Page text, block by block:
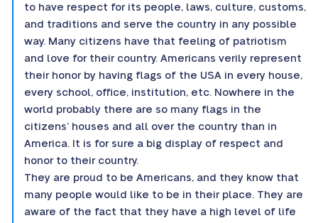
to have respect for its people, laws, culture, customs,
and traditions and serve the country in any possible
way. Many citizens have that feeling of patriotism
and love for their country. Americans verily represent
their honor by having flags of the USA in every house,
every school, office, institution, etc. Nowhere in the
world probably there are so many flags in the
citizens’ houses and all over the country than in
America. It is for sure a big display of respect and
honor to their country.
They are proud to be Americans, and they know that
many people would like to be in their place. They are
aware of the fact that they have a high level of life